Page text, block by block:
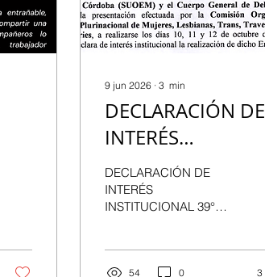
9 jun 2026 ∙ 3 min
DECLARACIÓN DE
INTERÉS
INSTITUCIONAL
DECLARACIÓN DE
INTERÉS
INSTITUCIONAL 39°
54 0 3